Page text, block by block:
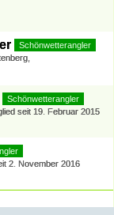
Schönwetterangler
Schönwetterangler
seit 19. Februar 2015
2. November 2016